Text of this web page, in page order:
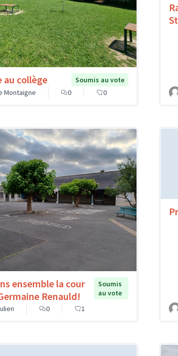
au collège
Soumis au vote
Montaigne
0 0
ensemble la cour
Renauld!
Soumis
au vote
0 1